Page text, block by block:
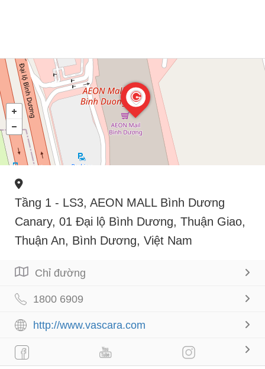
Tầng 1 - LS3, AEON MALL Bình Dương
Canary, 01 Đại lộ Bình Dương, Thuận Giao,
Thuận An, Bình Dương, Việt Nam
Chỉ đường
1800 6909
http://www.vascara.com